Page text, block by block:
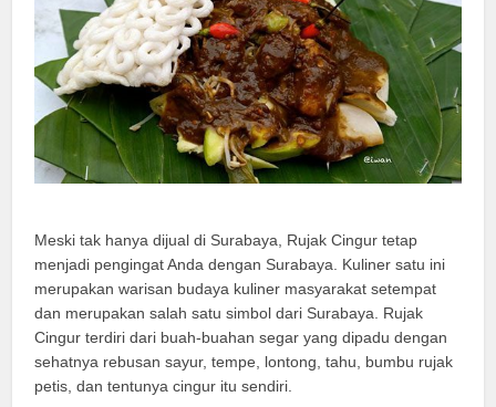
Meski tak hanya dijual di Surabaya, Rujak Cingur tetap
menjadi pengingat Anda dengan Surabaya. Kuliner satu ini
merupakan warisan budaya kuliner masyarakat setempat
dan merupakan salah satu simbol dari Surabaya. Rujak
Cingur terdiri dari buah-buahan segar yang dipadu dengan
sehatnya rebusan sayur, tempe, lontong, tahu, bumbu rujak
petis, dan tentunya cingur itu sendiri.